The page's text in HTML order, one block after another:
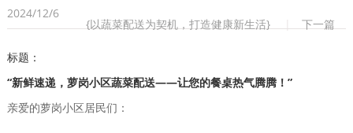
2024/12/6
{以蔬菜配送为契机，打造健康新生活} 下一篇
标题：
“新鲜速递，萝岗小区蔬菜配送——让您的餐桌热气腾腾！”
亲爱的萝岗小区居民们：